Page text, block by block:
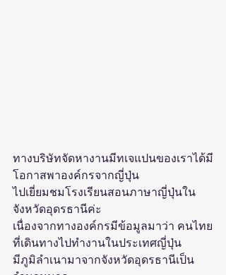
ทางบริษัทจัดหางานมีทเจแปนของเราได้มี
โอกาสพาองค์กรจากญี่ปุ่น
ไปเยี่ยมชมโรงเรียนสอนภาษาญี่ปุ่นใน
จังหวัดอุดรธานีค่ะ
เนื่องจากทางองค์กรมีข้อมูลมาว่า คนไทย
ที่เดินทางไปทำงานในประเทศญี่ปุ่น
มีภูมิลำเนามาจากจังหวัดอุดรธานีเป็น